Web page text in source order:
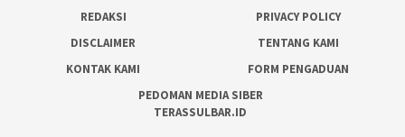
REDAKSI
PRIVACY POLICY
DISCLAIMER
TENTANG KAMI
KONTAK KAMI
FORM PENGADUAN
PEDOMAN MEDIA SIBER
TERASSULBAR.ID